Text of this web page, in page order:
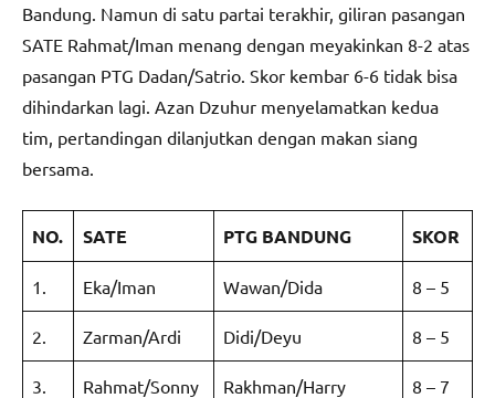
Bandung. Namun di satu partai terakhir, giliran pasangan
SATE Rahmat/Iman menang dengan meyakinkan 8-2 atas
pasangan PTG Dadan/Satrio. Skor kembar 6-6 tidak bisa
dihindarkan lagi. Azan Dzuhur menyelamatkan kedua
tim, pertandingan dilanjutkan dengan makan siang
bersama.
NO. SATE PTG BANDUNG SKOR
1. Eka/Iman Wawan/Dida 8 – 5
2. Zarman/Ardi Didi/Deyu 8 – 5
3. Rahmat/Sonny Rakhman/Harry 8 – 7